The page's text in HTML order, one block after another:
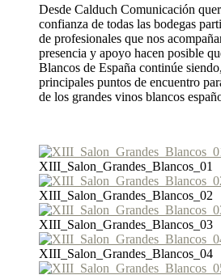
Desde Calduch Comunicación
confianza de todas las bodegas
de profesionales que nos
presencia y apoyo hacen posible
Blancos de España continúe
principales puntos de encuentro
de los grandes vinos blancos
XIII_Salon_Grandes_Blancos_01
XIII_Salon_Grandes_Blancos_02
XIII_Salon_Grandes_Blancos_03
XIII_Salon_Grandes_Blancos_04